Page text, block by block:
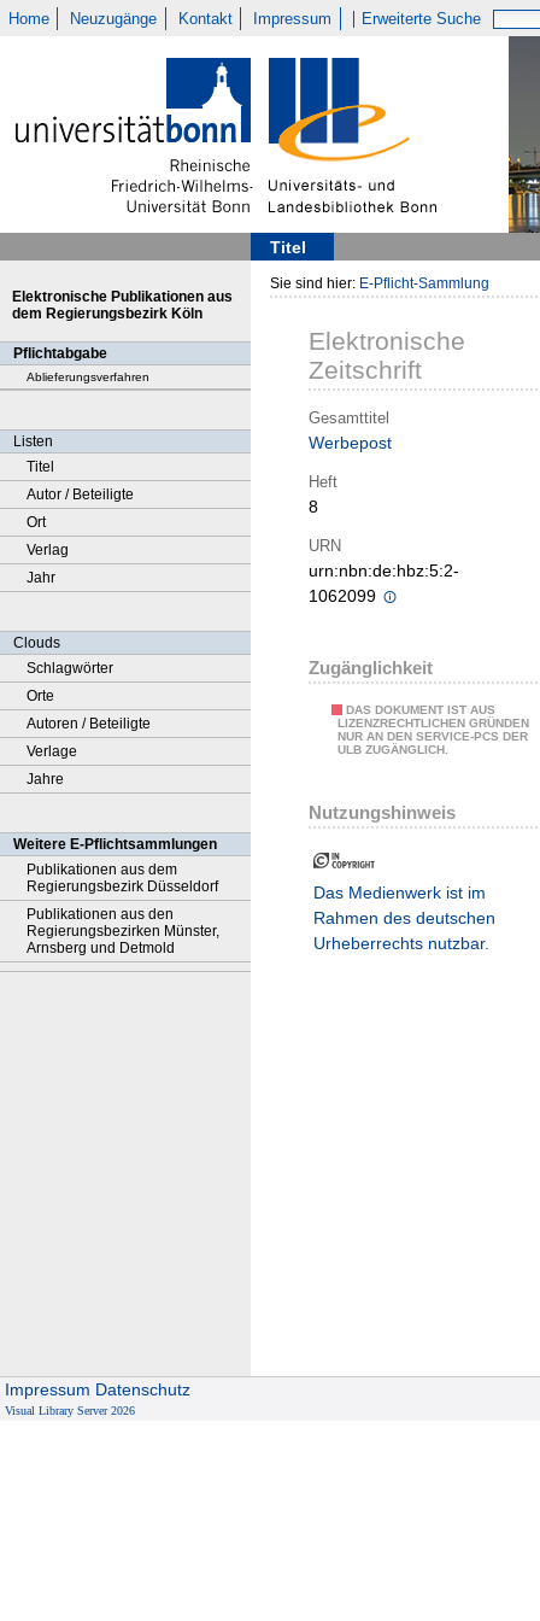
Home Neuzugänge Kontakt Impressum Erweiterte Suche
Titel
Elektronische Publikationen aus
dem Regierungsbezirk Köln
Pflichtabgabe
Ablieferungsverfahren
Listen
Titel
Autor / Beteiligte
Ort
Verlag
Jahr
Clouds
Schlagwörter
Orte
Autoren / Beteiligte
Verlage
Jahre
Weitere E-Pflichtsammlungen
Publikationen aus dem
Regierungsbezirk Düsseldorf
Publikationen aus den
Regierungsbezirken Münster,
Arnsberg und Detmold
Sie sind hier: E-Pflicht-Sammlung
Elektronische
Zeitschrift
Gesamttitel
Werbepost
Heft
8
URN
urn:nbn:de:hbz:5:2-
1062099
Zugänglichkeit
DAS DOKUMENT IST AUS
LIZENZRECHTLICHEN GRÜNDEN
NUR AN DEN SERVICE-PCS DER
ULB ZUGÄNGLICH.
Nutzungshinweis
Das Medienwerk ist im
Rahmen des deutschen
Urheberrechts nutzbar.
Impressum Datenschutz
Visual Library Server 2026